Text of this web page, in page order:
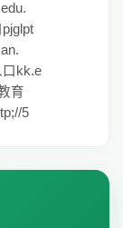
口kk.e
育
5